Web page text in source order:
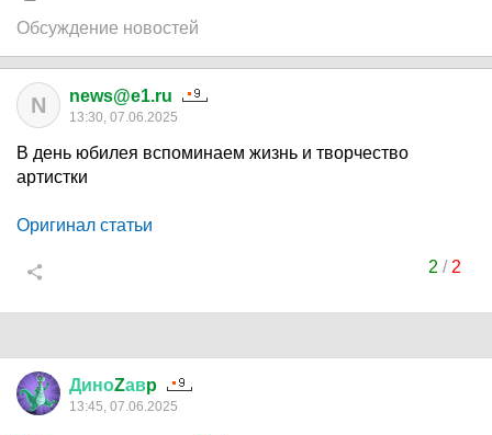
Обсуждение новостей
N news@e1.ru
13:30, 07.06.2025
В день юбилея вспоминаем жизнь и творчество
артистки
Оригинал статьи
2 / 2
ДиноZавp
13:45, 07.06.2025